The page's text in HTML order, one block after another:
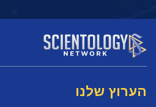
הערוץ שלנו